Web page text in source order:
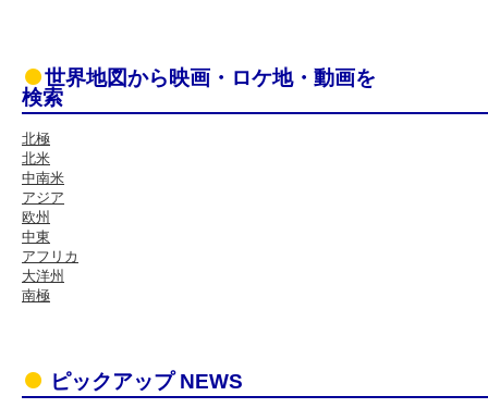
世界地図から映画・ロケ地・動画を
検索
北極
北米
中南米
アジア
欧州
中東
アフリカ
大洋州
南極
ピックアップ NEWS